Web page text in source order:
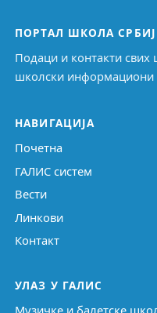
ПОРТАЛ ШКОЛА
Подаци и контакти
школски информациони
НАВИГАЦИЈА
Почетна
ГАЛИС систем
Вести
Линкови
Контакт
УЛАЗ У ГАЛИС